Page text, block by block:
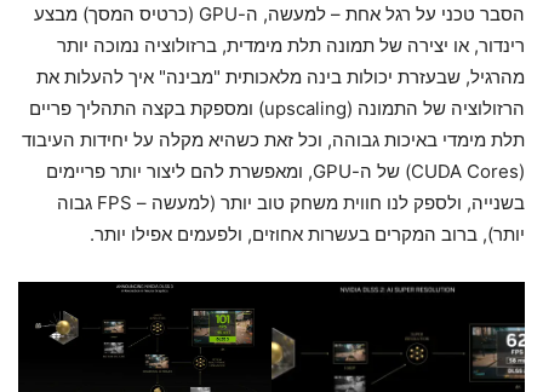
הסבר טכני על רגל אחת – למעשה, ה-GPU (כרטיס המסך) מבצע
רינדור, או יצירה של תמונה תלת מימדית, ברזולוציה נמוכה יותר
מהרגיל, שבעזרת יכולות בינה מלאכותית "מבינה" איך להעלות את
הרזולוציה של התמונה (upscaling) ומספקת בקצה התהליך פריים
תלת מימדי באיכות גבוהה, וכל זאת כשהיא מקלה על יחידות העיבוד
(CUDA Cores) של ה-GPU, ומאפשרת להם ליצור יותר פריימים
בשנייה, ולספק לנו חווית משחק טוב יותר (למעשה – FPS גבוה
יותר), ברוב המקרים בעשרות אחוזים, ולפעמים אפילו יותר.